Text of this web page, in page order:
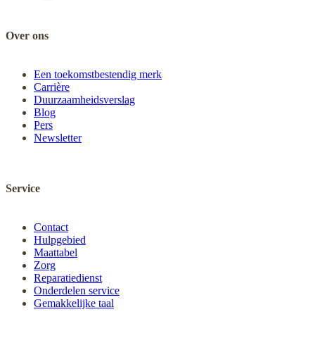
Over ons
Een toekomstbestendig merk
Carrière
Duurzaamheidsverslag
Blog
Pers
Newsletter
Service
Contact
Hulpgebied
Maattabel
Zorg
Reparatiedienst
Onderdelen service
Gemakkelijke taal